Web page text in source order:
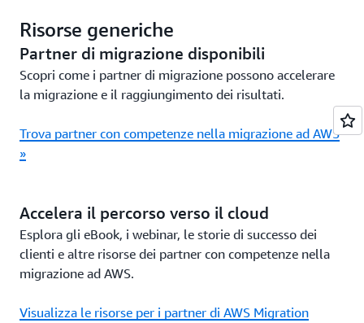
Risorse generiche
Partner di migrazione disponibili
Scopri come i partner di migrazione possono accelerare
la migrazione e il raggiungimento dei risultati.
Trova partner con competenze nella migrazione ad AWS
»
Accelera il percorso verso il cloud
Esplora gli eBook, i webinar, le storie di successo dei
clienti e altre risorse dei partner con competenze nella
migrazione ad AWS.
Visualizza le risorse per i partner di AWS Migration